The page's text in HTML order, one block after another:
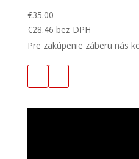
€35.00
€28.46 bez DPH
Pre zakúpenie záberu nás